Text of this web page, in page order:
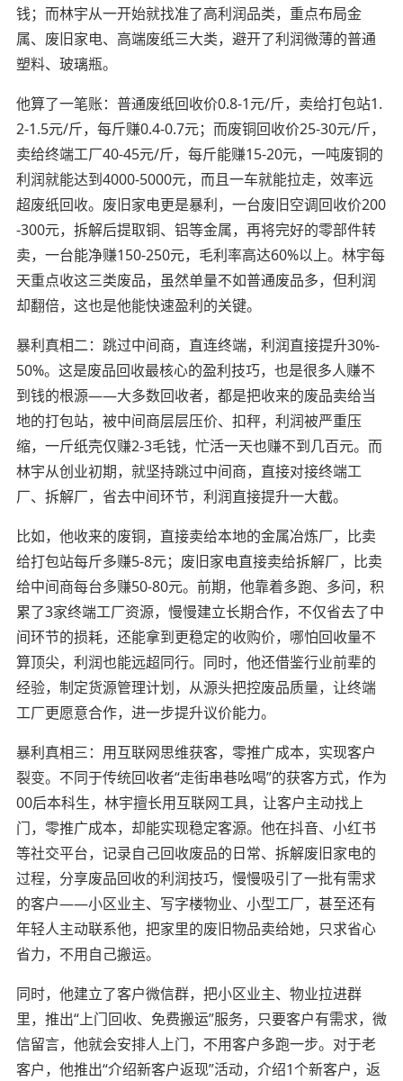
钱；而林宇从一开始就找准了高利润品类，重点布局金
属、废旧家电、高端废纸三大类，避开了利润微薄的普通
塑料、玻璃瓶。
他算了一笔账：普通废纸回收价0.8-1元/斤，卖给打包站1.
2-1.5元/斤，每斤赚0.4-0.7元；而废铜回收价25-30元/斤，
卖给终端工厂40-45元/斤，每斤能赚15-20元，一吨废铜的
利润就能达到4000-5000元，而且一车就能拉走，效率远
超废纸回收。废旧家电更是暴利，一台废旧空调回收价200
-300元，拆解后提取铜、铝等金属，再将完好的零部件转
卖，一台能净赚150-250元，毛利率高达60%以上。林宇每
天重点收这三类废品，虽然单量不如普通废品多，但利润
却翻倍，这也是他能快速盈利的关键。
暴利真相二：跳过中间商，直连终端，利润直接提升30%-
50%。这是废品回收最核心的盈利技巧，也是很多人赚不
到钱的根源——大多数回收者，都是把收来的废品卖给当
地的打包站，被中间商层层压价、扣秤，利润被严重压
缩，一斤纸壳仅赚2-3毛钱，忙活一天也赚不到几百元。而
林宇从创业初期，就坚持跳过中间商，直接对接终端工
厂、拆解厂，省去中间环节，利润直接提升一大截。
比如，他收来的废铜，直接卖给本地的金属冶炼厂，比卖
给打包站每斤多赚5-8元；废旧家电直接卖给拆解厂，比卖
给中间商每台多赚50-80元。前期，他靠着多跑、多问，积
累了3家终端工厂资源，慢慢建立长期合作，不仅省去了中
间环节的损耗，还能拿到更稳定的收购价，哪怕回收量不
算顶尖，利润也能远超同行。同时，他还借鉴行业前辈的
经验，制定货源管理计划，从源头把控废品质量，让终端
工厂更愿意合作，进一步提升议价能力。
暴利真相三：用互联网思维获客，零推广成本，实现客户
裂变。不同于传统回收者“走街串巷吆喝”的获客方式，作为
00后本科生，林宇擅长用互联网工具，让客户主动找上
门，零推广成本，却能实现稳定客源。他在抖音、小红书
等社交平台，记录自己回收废品的日常、拆解废旧家电的
过程，分享废品回收的利润技巧，慢慢吸引了一批有需求
的客户——小区业主、写字楼物业、小型工厂，甚至还有
年轻人主动联系他，把家里的废旧物品卖给她，只求省心
省力，不用自己搬运。
同时，他建立了客户微信群，把小区业主、物业拉进群
里，推出“上门回收、免费搬运”服务，只要客户有需求，微
信留言，他就会安排人上门，不用客户多跑一步。对于老
客户，他推出“介绍新客户返现”活动，介绍1个新客户，返